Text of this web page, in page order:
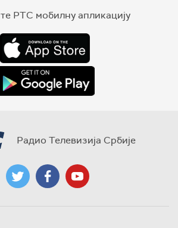
РТС мобилну апликацију
Радио Телевизија Србије